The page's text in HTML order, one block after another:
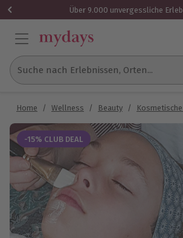
Über 9.000 unvergessliche
Suche nach Erlebnissen, Orten...
Home / Wellness / Beauty /
-15% CLUB DEAL